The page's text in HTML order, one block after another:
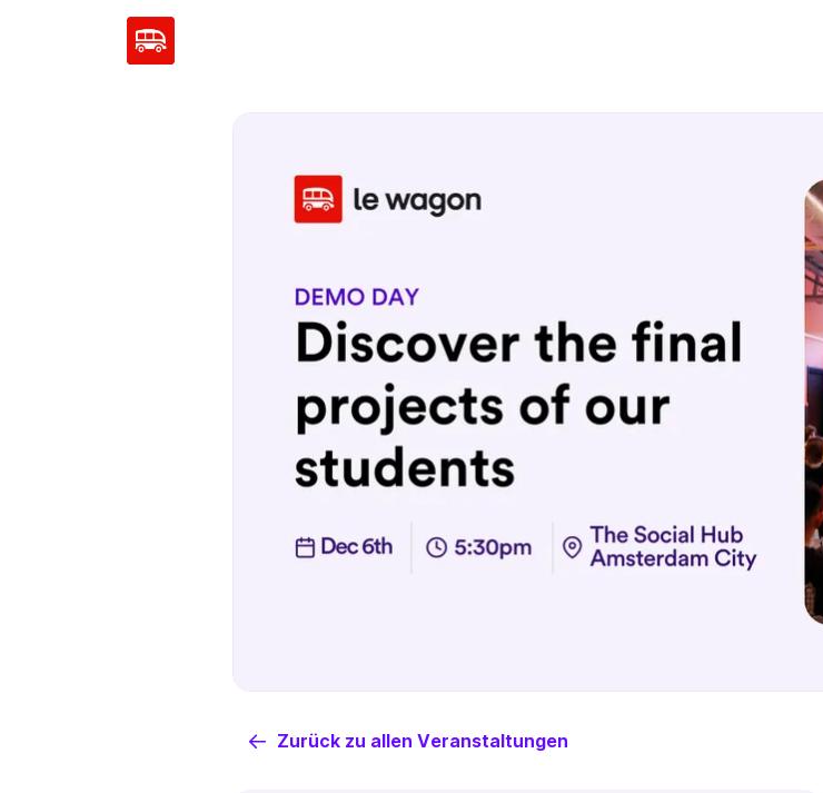
Zurück zu allen Veranstaltungen